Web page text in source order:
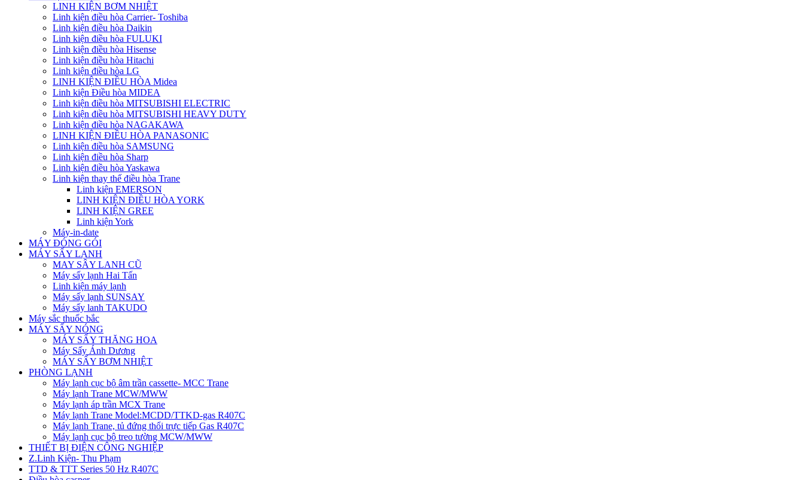
LINH KIỆN BƠM NHIỆT
Linh kiện điều hòa Carrier- Toshiba
Linh kiện điều hòa Daikin
Linh kiện điều hòa FULUKI
Linh kiện điều hòa Hisense
Linh kiện điều hòa Hitachi
Linh kiện điều hòa LG
LINH KIỆN ĐIỀU HÒA Midea
Linh kiện Điều hòa MIDEA
Linh kiện điều hòa MITSUBISHI ELECTRIC
Linh kiện điều hòa MITSUBISHI HEAVY DUTY
Linh kiện điều hòa NAGAKAWA
LINH KIỆN ĐIỀU HÒA PANASONIC
Linh kiện điều hòa SAMSUNG
Linh kiện điều hòa Sharp
Linh kiện điều hòa Yaskawa
Linh kiện thay thế điều hòa Trane
Linh kiện EMERSON
LINH KIỆN ĐIỀU HÒA YORK
LINH KIỆN GREE
Linh kiện York
Máy-in-date
MÁY ĐÓNG GÓI
MÁY SẤY LẠNH
MAY SÂY LANH CŨ
Máy sấy lạnh Hai Tấn
Linh kiện máy lạnh
Máy sấy lạnh SUNSAY
Máy sấy lanh TAKUDO
Máy sắc thuốc bắc
MÁY SẤY NÓNG
MÁY SẤY THĂNG HOA
Máy Sấy Ánh Dương
MÁY SẤY BƠM NHIỆT
PHÒNG LẠNH
Máy lạnh cục bộ âm trần cassette- MCC Trane
Máy lạnh Trane MCW/MWW
Máy lạnh áp trần MCX Trane
Máy lạnh Trane Model:MCDD/TTKD-gas R407C
Máy lạnh Trane, tủ đứng thổi trực tiếp Gas R407C
Máy lạnh cục bộ treo tường MCW/MWW
THIẾT BỊ ĐIỆN CÔNG NGHIỆP
Z.Linh Kiện- Thu Phạm
TTD & TTT Series 50 Hz R407C